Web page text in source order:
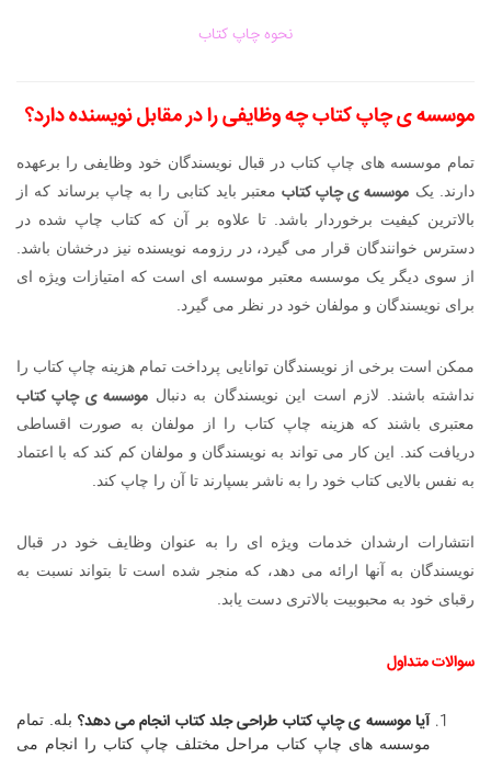
نحوه چاپ کتاب
موسسه ی چاپ کتابچه وظایفی را در مقابل نویسنده دارد؟
تمام موسسه های چاپ کتاب در قبال نویسندگان خود وظایفی را برعهده
دارند. یک موسسه ی چاپ کتاب معتبر باید کتابی را به چاپ برساند که از
بالاترین کیفیت برخوردار باشد. تا علاوه بر آن که کتاب چاپ شده در
دسترس خوانندگان قرار می گیرد، در رزومه نویسنده نیز درخشان باشد.
از سوی دیگر یک موسسه معتبر موسسه ای است که امتیازات ویژه ای
برای نویسندگان و مولفان خود در نظر می گیرد.
ممکن است برخی از نویسندگان توانایی پرداخت تمام هزینه چاپ کتاب را
نداشته باشند. لازم است این نویسندگان به دنبال موسسه ی چاپ کتاب
معتبری باشند که هزینه چاپ کتاب را از مولفان به صورت اقساطی
دریافت کند. این کار می تواند به نویسندگان و مولفان کم کند که با اعتماد
به نفس بالایی کتاب خود را به ناشر بسپارند تا آن را چاپ کند.
انتشارات ارشدان خدمات ویژه ای را به عنوان وظایف خود در قبال
نویسندگان به آنها ارائه می دهد، که منجر شده است تا بتواند نسبت به
رقبای خود به محبوبیت بالاتری دست یابد.
سوالات متداول
آیا موسسه ی چاپ کتاب طراحی جلد کتاب انجام می دهد؟ بله. تمام
موسسه های چاپ کتاب مراحل مختلف چاپ کتاب را انجام می